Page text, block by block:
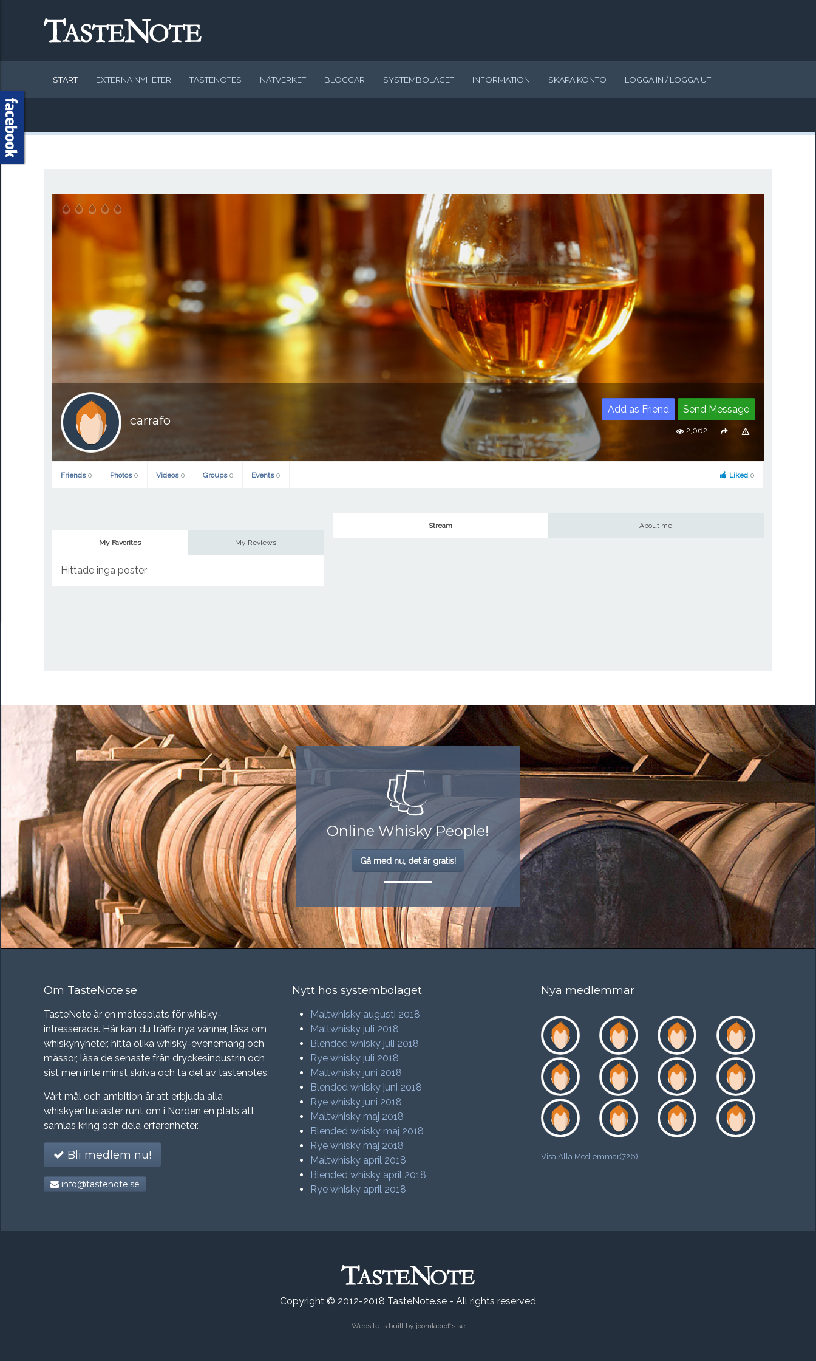
START EXTERNA NYHETER TASTENOTES NÄTVERKET BLOGGAR SYSTEMBOLAGET INFORMATION SKAPA KONTO LOGGA IN / LOGGA UT
carrafo
Add as Friend Send Message
2,062
Friends 0 Photos 0 Videos 0 Groups 0 Events 0 Liked 0
My Favorites My Reviews
Hittade inga poster
Stream About me
Online Whisky People!
Gå med nu, det är gratis!
Om TasteNote.se
TasteNote är en mötesplats för whisky-
intresserade. Här kan du träffa nya vänner, läsa om
whiskynyheter, hitta olika whisky-evenemang och
mässor, läsa de senaste från dryckesindustrin och
sist men inte minst skriva och ta del av tastenotes.
Vårt mål och ambition är att erbjuda alla
whiskyentusiaster runt om i Norden en plats att
samlas kring och dela erfarenheter.
Bli medlem nu!
info@tastenote.se
Nytt hos systembolaget
Maltwhisky augusti 2018
Maltwhisky juli 2018
Blended whisky juli 2018
Rye whisky juli 2018
Maltwhisky juni 2018
Blended whisky juni 2018
Rye whisky juni 2018
Maltwhisky maj 2018
Blended whisky maj 2018
Rye whisky maj 2018
Maltwhisky april 2018
Blended whisky april 2018
Rye whisky april 2018
Nya medlemmar
Visa Alla Medlemmar(726)
Copyright © 2012-2018 TasteNote.se - All rights reserved
Website is built by joomlaproffs.se